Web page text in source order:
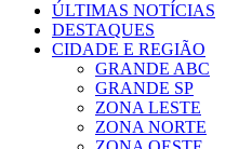
ÚLTIMAS NOTÍCIAS
DESTAQUES
CIDADE E REGIÃO
GRANDE ABC
GRANDE SP
ZONA LESTE
ZONA NORTE